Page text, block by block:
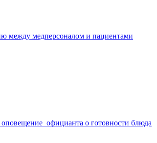
между медперсоналом и пациентами
официанта о готовности блюда